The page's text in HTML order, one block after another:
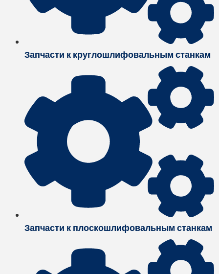
Запчасти к круглошлифовальным станкам
Запчасти к плоскошлифовальным станкам